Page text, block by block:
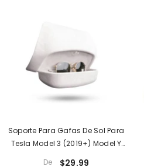
Soporte Para Gafas De Sol Para
Tesla Model 3 (2019+) Model Y
De $29.99